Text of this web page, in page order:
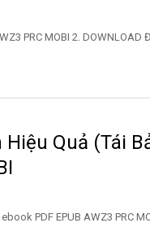
PRC MOBI 2.
Quả (Tái
PDF EPUB AWZ3 PRC